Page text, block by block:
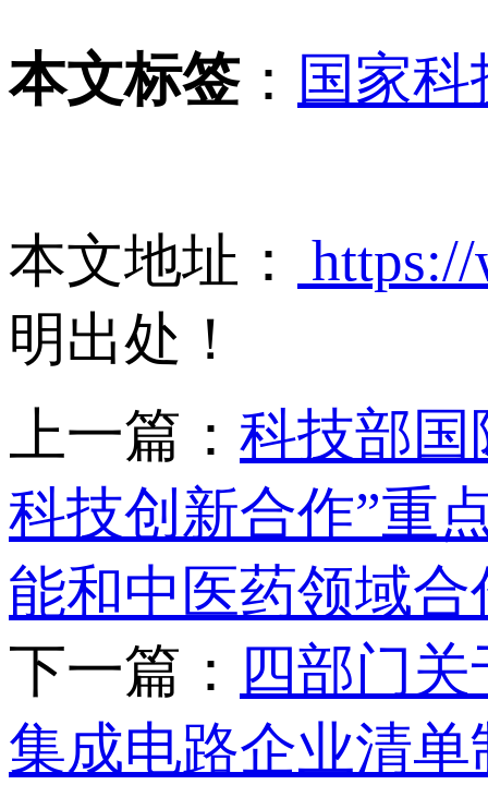
本文标签： 国家
本文地址：
明出处！
上一篇： 科技部国
科技创新合作”重
能和中医药领域
下一篇： 四部门
集成电路企业清